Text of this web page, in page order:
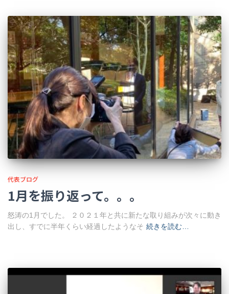
代表ブログ
1月を振り返って。。。
怒涛の1月でした。 ２０２１年と共に新たな取り組みが次々に動き
出し、すでに半年くらい経過したようなそ 続きを読む…